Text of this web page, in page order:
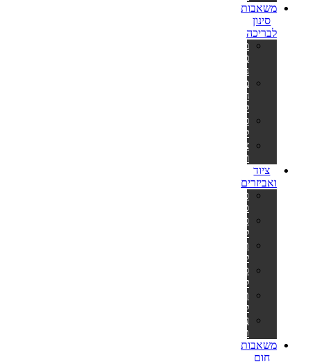
משאבות
סינון
לבריכה
משאבות
פילטר
נייר
משאבות
חול
לבריכה
פילטרים
למשאבות
צינורות
ומתאמים
ציוד
ואביזרים
כיסויים
סולאריים
כיסויים
לבריכה
תחתיות
לבריכה
סולמות
לבריכות
תאורה
לבריכה
ערכות
תיקון
משאבות
חום